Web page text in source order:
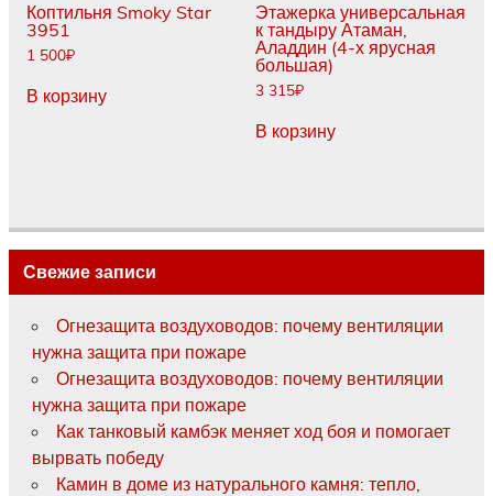
Коптильня Smoky Star
3951
1 500₽
В корзину
Этажерка универсальная
к тандыру Атаман,
Аладдин (4-х ярусная
большая)
3 315₽
В корзину
Свежие записи
Огнезащита воздуховодов: почему вентиляции
нужна защита при пожаре
Огнезащита воздуховодов: почему вентиляции
нужна защита при пожаре
Как танковый камбэк меняет ход боя и помогает
вырвать победу
Камин в доме из натурального камня: тепло,